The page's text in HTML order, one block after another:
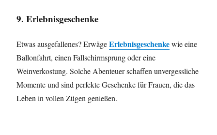
9. Erlebnisgeschenke
Etwas ausgefallenes? ErwägeErlebnisgeschenkewie eine
Ballonfahrt, einen Fallschirmsprung oder eine
Weinverkostung. Solche Abenteuer schaffen unvergessliche
Momente und sind perfekte Geschenke für Frauen, die das
Leben in vollen Zügen genießen.